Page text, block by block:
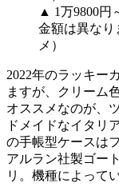
▲ 1万9800円
金額は異なり
メ）
2022年のラッキー
ますが、クリーム
オススメなのが、
ドメイドなイタリ
の手帳型ケースは
アルラン社製ゴー
リ。機種によって